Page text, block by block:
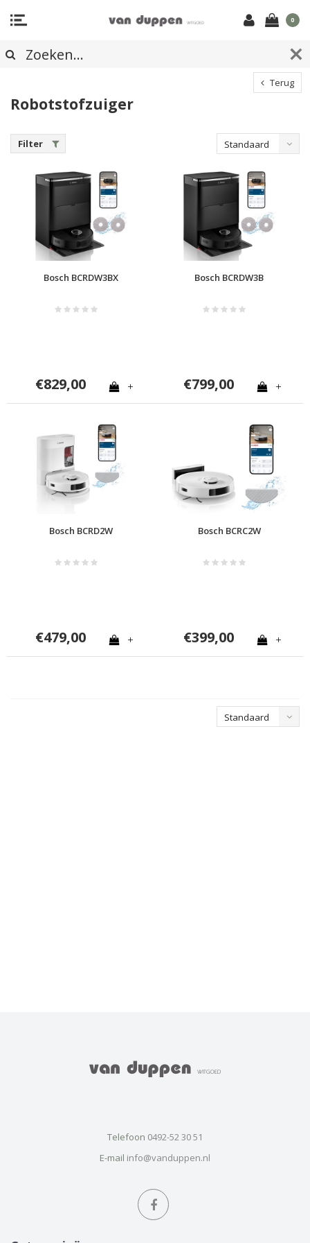
0
Terug
Robotstofzuiger
Filter Standaard
Bosch BCRDW3BX
€829,00 +
Bosch BCRDW3B
€799,00 +
Bosch BCRD2W
€479,00 +
Bosch BCRC2W
€399,00 +
Standaard
Telefoon 0492-52 30 51
E-mail info@vanduppen.nl